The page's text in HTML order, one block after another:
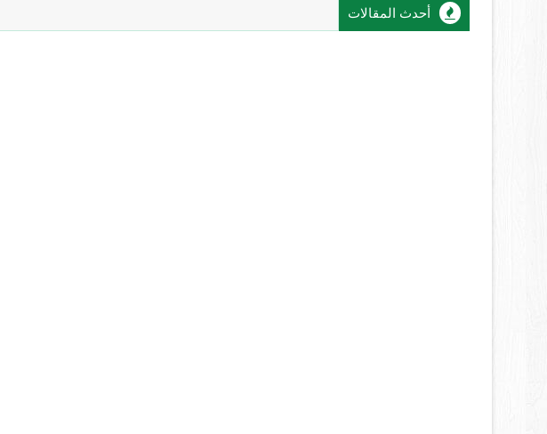
أحدث المقالات